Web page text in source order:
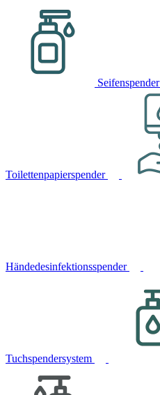
Seifenspender
Toilettenpapierspender
Händedesinfektionsspender
Tuchspendersystem